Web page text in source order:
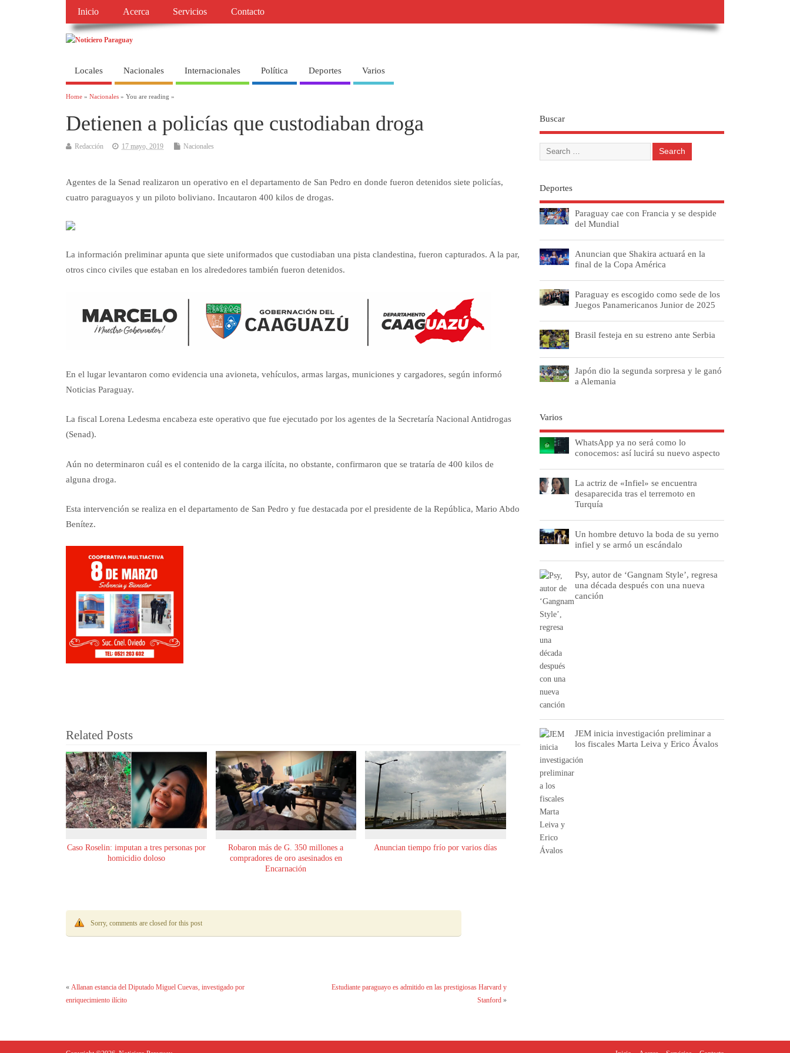
Inicio Acerca Servicios Contacto
Locales Nacionales Internacionales Política Deportes Varios
Home » Nacionales » You are reading »
Detienen a policías que custodiaban droga
Redacción 17 mayo, 2019 Nacionales
Agentes de la Senad realizaron un operativo en el departamento de San Pedro en donde fueron detenidos siete policías,
cuatro paraguayos y un piloto boliviano. Incautaron 400 kilos de drogas.
La información preliminar apunta que siete uniformados que custodiaban una pista clandestina, fueron capturados. A la par,
otros cinco civiles que estaban en los alrededores también fueron detenidos.
En el lugar levantaron como evidencia una avioneta, vehículos, armas largas, municiones y cargadores, según informó
Noticias Paraguay.
La fiscal Lorena Ledesma encabeza este operativo que fue ejecutado por los agentes de la Secretaría Nacional Antidrogas
(Senad).
Aún no determinaron cuál es el contenido de la carga ilícita, no obstante, confirmaron que se trataría de 400 kilos de
alguna droga.
Esta intervención se realiza en el departamento de San Pedro y fue destacada por el presidente de la República, Mario Abdo
Benítez.
Related Posts
Caso Roselin: imputan a tres personas por
homicidio doloso
Robaron más de G. 350 millones a
compradores de oro asesinados en
Encarnación
Anuncian tiempo frío por varios días
Sorry, comments are closed for this post
« Allanan estancia del Diputado Miguel Cuevas, investigado por
enriquecimiento ilícito
Estudiante paraguayo es admitido en las prestigiosas Harvard y
Stanford»
Buscar
Deportes
Paraguay cae con Francia y se despide
del Mundial
Anuncian que Shakira actuará en la
final de la Copa América
Paraguay es escogido como sede de los
Juegos Panamericanos Junior de 2025
Brasil festeja en su estreno ante Serbia
Japón dio la segunda sorpresa y le ganó
a Alemania
Varios
WhatsApp ya no será como lo
conocemos: así lucirá su nuevo aspecto
La actriz de «Infiel» se encuentra
desaparecida tras el terremoto en
Turquía
Un hombre detuvo la boda de su yerno
infiel y se armó un escándalo
Psy, autor de ‘Gangnam Style’, regresa
una década después con una nueva
canción
JEM inicia investigación preliminar a
los fiscales Marta Leiva y Erico Ávalos